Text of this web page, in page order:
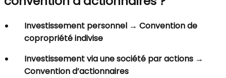
Investissement personnel → Convention de
copropriété indivise
Investissement via une société par actions →
Convention d’actionnaires